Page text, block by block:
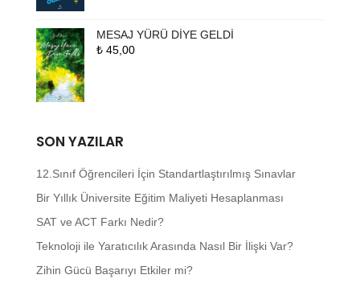
MESAJ YÜRÜ DİYE GELDİ
₺45,00
SON YAZILAR
12.Sınıf Öğrencileri İçin Standartlaştırılmış Sınavlar
Bir Yıllık Üniversite Eğitim Maliyeti Hesaplanması
SAT ve ACT Farkı Nedir?
Teknoloji ile Yaratıcılık Arasında Nasıl Bir İlişki Var?
Zihin Gücü Başarıyı Etkiler mi?